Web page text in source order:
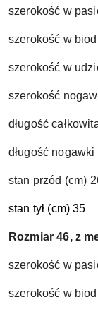
szerokość w
szerokość w
szerokość w
szerokość
długość
długość nogawki
stan przód (cm)
stan tył (cm) 35
Rozmiar 46, z
szerokość w
szerokość w